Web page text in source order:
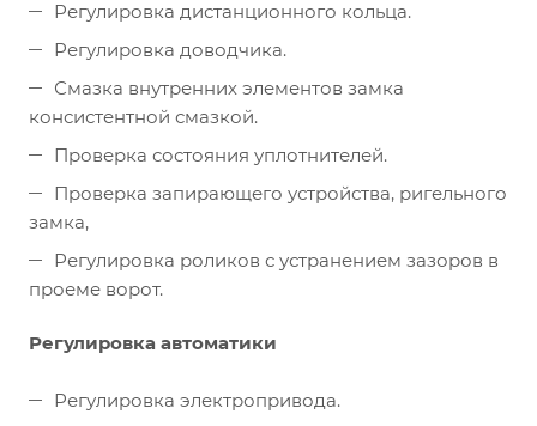
Регулировка дистанционного кольца.
Регулировка доводчика.
Смазка внутренних элементов замка
консистентной смазкой.
Проверка состояния уплотнителей.
Проверка запирающего устройства, ригельного
замка,
Регулировка роликов с устранением зазоров в
проеме ворот.
Регулировка автоматики
Регулировка электропривода.